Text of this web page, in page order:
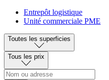
Entrepôt logistique
Unité commerciale PME
Toutes les superficies
Tous les prix